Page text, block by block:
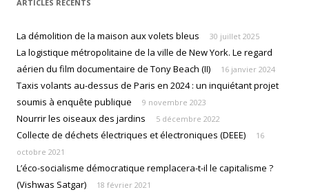
ARTICLES RÉCENTS
La démolition de la maison aux volets bleus 30 juillet 2025
La logistique métropolitaine de la ville de New York. Le regard
aérien du film documentaire de Tony Beach (II)
16 janvier 2024
Taxis volants au-dessus de Paris en 2024 : un inquiétant projet
soumis à enquête publique
9 novembre 2023
Nourrir les oiseaux des jardins 5 décembre 2022
Collecte de déchets électriques et électroniques (DEEE)
16
octobre 2021
L’éco-socialisme démocratique remplacera-t-il le capitalisme ?
(Vishwas Satgar)
18 février 2021